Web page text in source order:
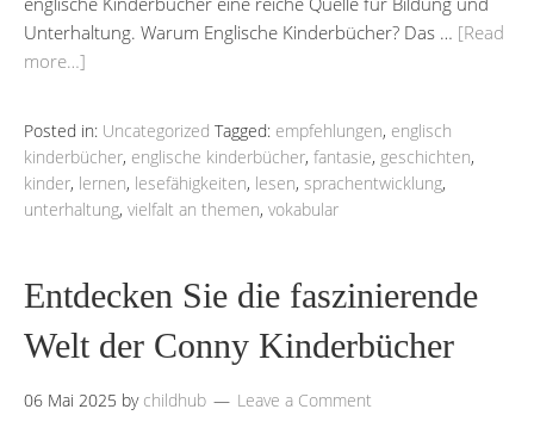
Unterhaltung. Warum Englische Kinderbücher? Das … [Read
more…]
Posted in: Uncategorized Tagged: empfehlungen, englisch
kinderbücher, englische kinderbücher, fantasie, geschichten,
kinder, lernen, lesefähigkeiten, lesen, sprachentwicklung,
unterhaltung, vielfalt an themen, vokabular
Entdecken Sie die faszinierende
Welt der Conny Kinderbücher
06 Mai 2025 by childhub Leave a Comment